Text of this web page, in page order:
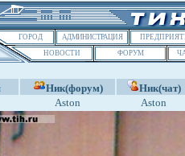
ГОРОД АДМИНИСТРАЦИЯ
НОВОСТИ
ФОРУМ
Ник(форум)
Ник(чат)
Aston Aston